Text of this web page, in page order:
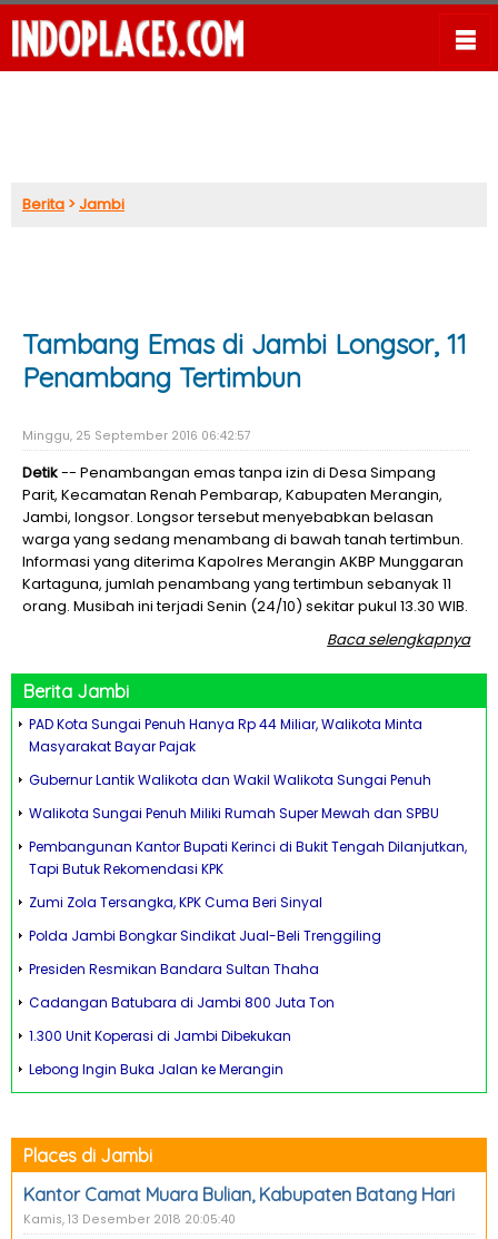
Berita >Jambi
Tambang Emas di Jambi Longsor, 11
Penambang Tertimbun
Minggu, 25 September 2016 06:42:57
Detik-- Penambangan emas tanpa izin di Desa Simpang
Parit, Kecamatan Renah Pembarap, Kabupaten Merangin,
Jambi, longsor. Longsor tersebut menyebabkan belasan
warga yang sedang menambang di bawah tanah tertimbun.
Informasi yang diterima Kapolres Merangin AKBP Munggaran
Kartaguna, jumlah penambang yang tertimbun sebanyak 11
orang. Musibah ini terjadi Senin (24/10) sekitar pukul 13.30 WIB.
Baca selengkapnya
Berita Jambi
PAD Kota Sungai Penuh Hanya Rp 44 Miliar, Walikota Minta
Masyarakat Bayar Pajak
Gubernur Lantik Walikota dan Wakil Walikota Sungai Penuh
Walikota Sungai Penuh Miliki Rumah Super Mewah dan SPBU
Pembangunan Kantor Bupati Kerinci di Bukit Tengah Dilanjutkan,
Tapi Butuk Rekomendasi KPK
Zumi Zola Tersangka, KPK Cuma Beri Sinyal
Polda Jambi Bongkar Sindikat Jual-Beli Trenggiling
Presiden Resmikan Bandara Sultan Thaha
Cadangan Batubara di Jambi 800 Juta Ton
1.300 Unit Koperasi di Jambi Dibekukan
Lebong Ingin Buka Jalan ke Merangin
Places di Jambi
Kantor Camat Muara Bulian, Kabupaten Batang Hari
Kamis, 13 Desember 2018 20:05:40